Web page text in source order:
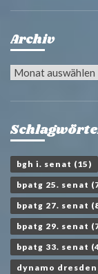
Archiv
Archiv
bgh i. senat (15)
bpatg 25. senat
bpatg 27. senat
bpatg 29. senat
bpatg 33. senat
dynamo dresden